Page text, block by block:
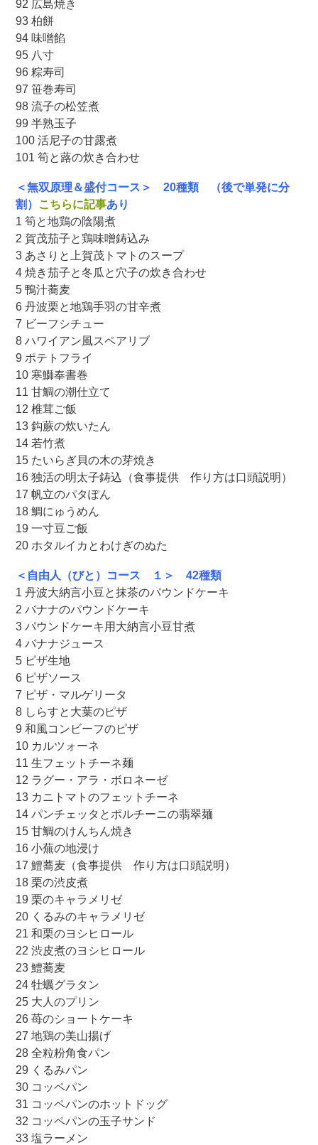
92 広島焼き
93 柏餅
94 味噌餡
95 八寸
96 粽寿司
97 笹巻寿司
98 流子の松笠煮
99 半熟玉子
100 活尼子の甘露煮
101 筍と蕗の炊き合わせ
＜無双原理＆盛付コース＞ 20種類 （後で単発に分
割） こちらに記事あり
1 筍と地鶏の陰陽煮
2 賀茂茄子と鶏味噌鋳込み
3 あさりと上賀茂トマトのスープ
4 焼き茄子と冬瓜と穴子の炊き合わせ
5 鴨汁蕎麦
6 丹波栗と地鶏手羽の甘辛煮
7 ビーフシチュー
8 ハワイアン風スペアリブ
9 ポテトフライ
10 寒鰤奉書巻
11 甘鯛の潮仕立て
12 椎茸ご飯
13 鈎蕨の炊いたん
14 若竹煮
15 たいらぎ貝の木の芽焼き
16 独活の明太子鋳込（食事提供 作り方は口頭説明）
17 帆立のパタぽん
18 鯛にゅうめん
19 一寸豆ご飯
20 ホタルイカとわけぎのぬた
＜自由人（びと）コース １＞ 42種類
1 丹波大納言小豆と抹茶のパウンドケーキ
2 バナナのパウンドケーキ
3 パウンドケーキ用大納言小豆甘煮
4 バナナジュース
5 ピザ生地
6 ピザソース
7 ピザ・マルゲリータ
8 しらすと大葉のピザ
9 和風コンビーフのピザ
10 カルツォーネ
11 生フェットチーネ麺
12 ラグー・アラ・ボロネーゼ
13 カニトマトのフェットチーネ
14 パンチェッタとポルチーニの翡翠麺
15 甘鯛のけんちん焼き
16 小蕪の地浸け
17 鱧蕎麦（食事提供 作り方は口頭説明）
18 栗の渋皮煮
19 栗のキャラメリゼ
20 くるみのキャラメリゼ
21 和栗のヨシヒロール
22 渋皮煮のヨシヒロール
23 鱧蕎麦
24 牡蠣グラタン
25 大人のプリン
26 苺のショートケーキ
27 地鶏の美山揚げ
28 全粒粉角食パン
29 くるみパン
30 コッペパン
31 コッペパンのホットドッグ
32 コッペパンの玉子サンド
33 塩ラーメン